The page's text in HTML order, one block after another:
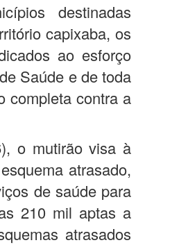
destinadas
capixaba, os
ao esforço
Saúde e de toda
completa contra a
o mutirão visa à
atrasado,
de saúde para
210 mil aptas a
atrasados